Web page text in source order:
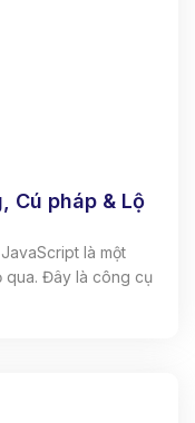
Cú pháp & Lộ
là một
qua. Đây là công cụ